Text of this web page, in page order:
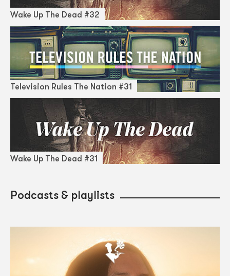
Wake Up The Dead #32
Television Rules The Nation #31
Wake Up The Dead #31
Podcasts & playlists